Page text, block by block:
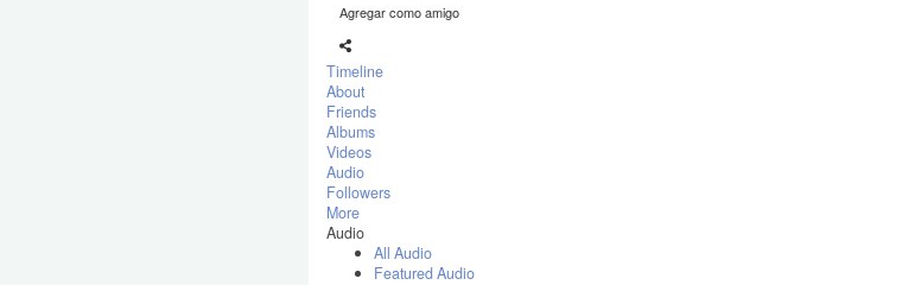
Agregar como amigo
Timeline
About
Friends
Albums
Videos
Audio
Followers
More
Audio
All Audio
Featured Audio